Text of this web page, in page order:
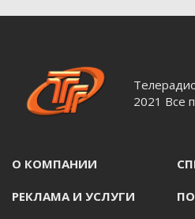
2021 Все
О КОМПАНИИ
РЕКЛАМА И УСЛУГИ